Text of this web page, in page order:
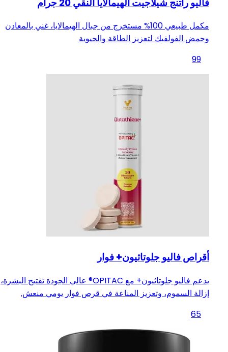
مكمل طبيعي 100% مستخرج من جبال الهيمالايا، غني بالمعادن
وحمض الفولفيك لتعزيز الطاقة والحيوية
99
أقراص فاليو جلوتاثيون+ فوار
يدعم فاليو جلوتاثيون+ مع OPITAC®️ عالي الجودة تفتيح البشرة،
إزالة السموم، وتعزيز المناعة في قرص فوار يومي منعش.
65